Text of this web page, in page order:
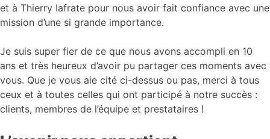
et à Thierry Iafrate pour nous avoir fait confiance avec une
mission d’une si grande importance.
Je suis super fier de ce que nous avons accompli en 10
ans et très heureux d’avoir pu partager ces moments avec
vous. Que je vous aie cité ci-dessus ou pas, merci à tous
ceux et à toutes celles qui ont participé à notre succès :
clients, membres de l’équipe et prestataires !